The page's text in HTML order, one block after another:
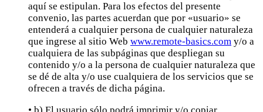
aquí se estipulan. Para los efectos del presente
convenio, las partes acuerdan que por «usuario» se
entenderá a cualquier persona de cualquier naturaleza
que ingrese al sitio Web www.remote-basics.com y/o a
cualquiera de las subpáginas que despliegan su
contenido y/o a la persona de cualquier naturaleza que
se dé de alta y/o use cualquiera de los servicios que se
ofrecen a través de dicha página.